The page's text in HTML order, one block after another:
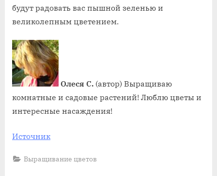
будут радовать вас пышной зеленью и
великолепным цветением.
Олеся С. (автор) Выращиваю
комнатные и садовые растений! Люблю цветы и
интересные насаждения!
Источник
Выращивание цветов